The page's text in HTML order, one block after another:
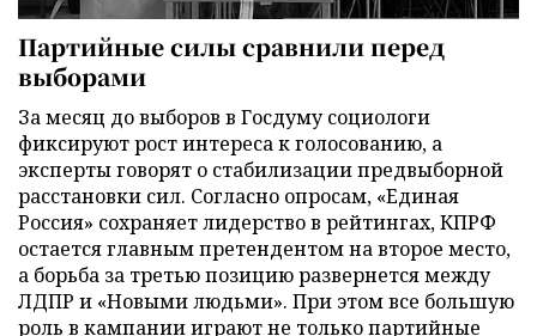
Партийные силы сравнили перед
выборами
За месяц до выборов в Госдуму социологи
фиксируют рост интереса к голосованию, а
эксперты говорят о стабилизации предвыборной
расстановки сил. Согласно опросам, «Единая
Россия» сохраняет лидерство в рейтингах, КПРФ
остается главным претендентом на второе место,
а борьба за третью позицию развернется между
ЛДПР и «Новыми людьми». При этом все большую
роль в кампании играют не только партийные